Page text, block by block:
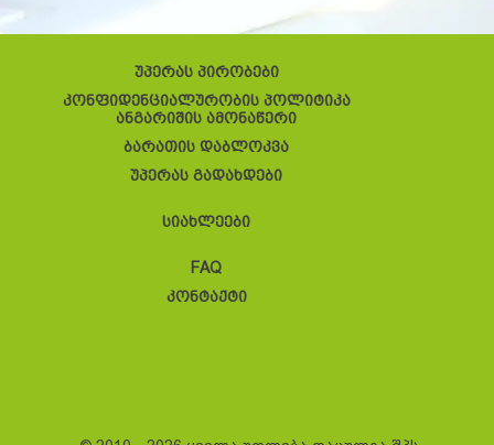
უპერას პირობები
კონფიდენციალურობის პოლიტიკა
ანგარიშის ამონაწერი
ბარათის დაბლოკვა
უპერას გადახდები
სიახლეები
FAQ
კონტაქტი